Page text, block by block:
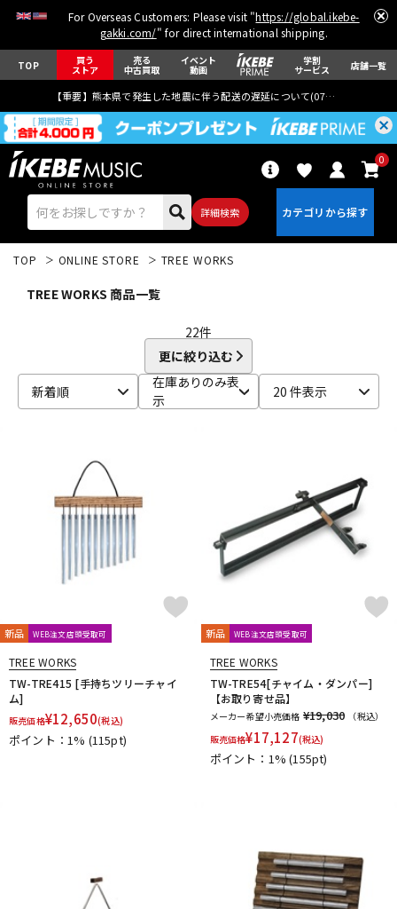
For Overseas Customers: Please visit "https://global.ikebe-
gakki.com/" for direct international shipping.
TOP 買う
ストア
売る
中古買取
イベント
動画
学割
サービス 店舗一覧
【重要】熊本県で発生した地震に伴う配送の遅延について(07月29日
詳細検索
0
ドラム パーカッション
キーボード 電子ピアノ
アンプ エフェクター
DJ機器 DTM
楽器アクセサリ
TOP ONLINE STORE TREE WORKS
TREE WORKS 商品一覧
22件
更に絞り込む
新着順
在庫ありのみ表
示
20 件表示
新品 WEB注文店頭受取可
TREE WORKS
TW-TRE415 [手持ちツリーチャイ
ム]
販売価格¥12,650(税込)
ポイント：1% (115pt)
新品 WEB注文店頭受取可
TREE WORKS
TW-TRE54[チャイム・ダンパー]
【お取り寄せ品】
メーカー希望小売価格 ¥19,030
（税込）
販売価格¥17,127(税込)
ポイント：1%(155pt)